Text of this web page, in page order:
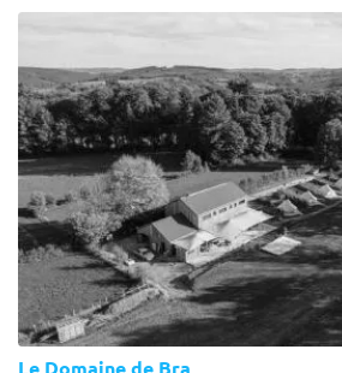
Le Domaine de Bra